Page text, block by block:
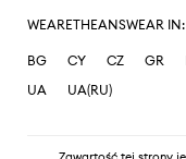
WEARETHEANSWEAR IN:
BG CY CZ GR
UA
UA(RU)